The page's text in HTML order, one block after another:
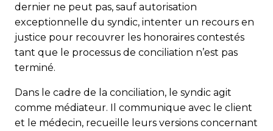
dernier ne peut pas, sauf autorisation
exceptionnelle du syndic, intenter un recours en
justice pour recouvrer les honoraires contestés
tant que le processus de conciliation n’est pas
terminé.
Dans le cadre de la conciliation, le syndic agit
comme médiateur. Il communique avec le client
et le médecin, recueille leurs versions concernant